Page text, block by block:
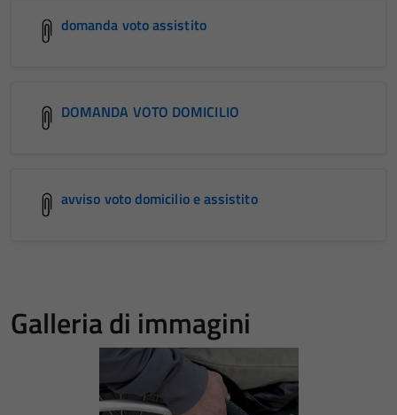
domanda voto assistito
DOMANDA VOTO DOMICILIO
avviso voto domicilio e assistito
Galleria di immagini